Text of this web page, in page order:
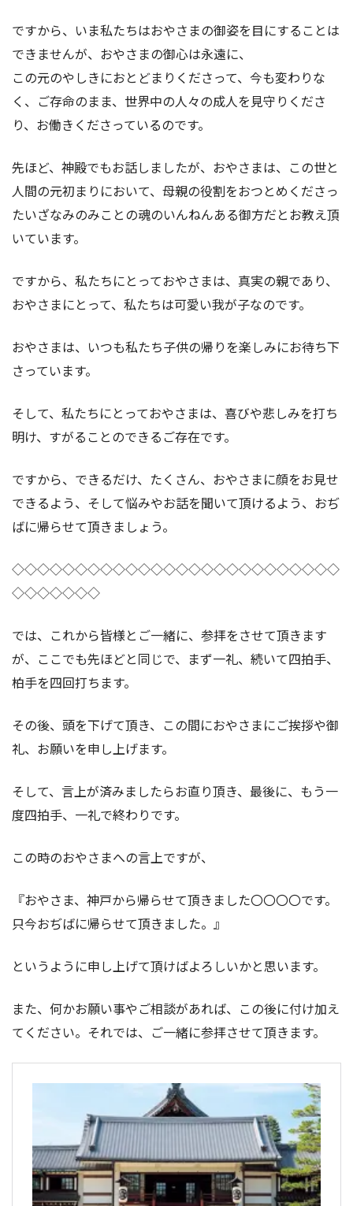
ですから、いま私たちはおやさまの御姿を目にすることは
できませんが、おやさまの御心は永遠に、
この元のやしきにおとどまりくださって、今も変わりな
く、ご存命のまま、世界中の人々の成人を見守りくださ
り、お働きくださっているのです。
先ほど、神殿でもお話しましたが、おやさまは、この世と
人間の元初まりにおいて、母親の役割をおつとめくださっ
たいざなみのみことの魂のいんねんある御方だとお教え頂
いています。
ですから、私たちにとっておやさまは、真実の親であり、
おやさまにとって、私たちは可愛い我が子なのです。
おやさまは、いつも私たち子供の帰りを楽しみにお待ち下
さっています。
そして、私たちにとっておやさまは、喜びや悲しみを打ち
明け、すがることのできるご存在です。
ですから、できるだけ、たくさん、おやさまに顔をお見せ
できるよう、そして悩みやお話を聞いて頂けるよう、おぢ
ばに帰らせて頂きましょう。
◇◇◇◇◇◇◇◇◇◇◇◇◇◇◇◇◇◇◇◇◇◇◇◇◇◇
◇◇◇◇◇◇◇
では、これから皆様とご一緒に、参拝をさせて頂きます
が、ここでも先ほどと同じで、まず一礼、続いて四拍手、
柏手を四回打ちます。
その後、頭を下げて頂き、この間におやさまにご挨拶や御
礼、お願いを申し上げます。
そして、言上が済みましたらお直り頂き、最後に、もう一
度四拍手、一礼で終わりです。
この時のおやさまへの言上ですが、
『おやさま、神戸から帰らせて頂きました〇〇〇〇です。
只今おぢばに帰らせて頂きました。』
というように申し上げて頂けばよろしいかと思います。
また、何かお願い事やご相談があれば、この後に付け加え
てください。それでは、ご一緒に参拝させて頂きます。